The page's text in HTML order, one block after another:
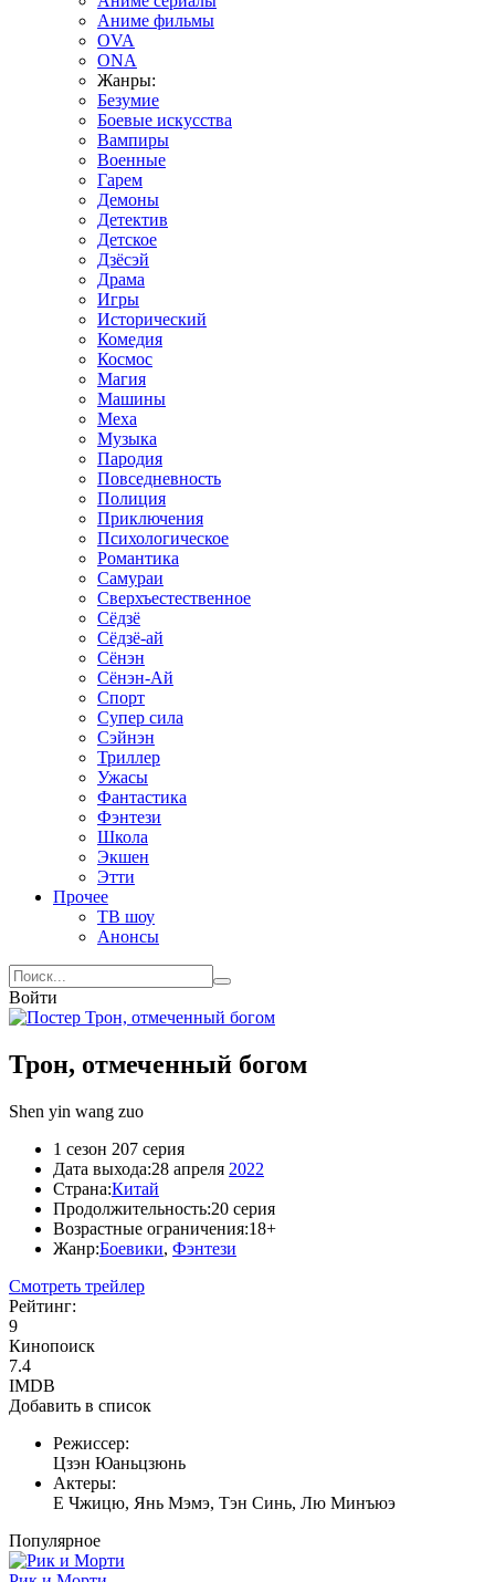
Аниме фильмы
OVA
ONA
Жанры:
Безумие
Боевые искусства
Вампиры
Военные
Гарем
Демоны
Детектив
Детское
Дзёсэй
Драма
Игры
Исторический
Комедия
Космос
Магия
Машины
Меха
Музыка
Пародия
Повседневность
Полиция
Приключения
Психологическое
Романтика
Самураи
Сверхъестественное
Сёдзё
Сёдзё-ай
Сёнэн
Сёнэн-Ай
Спорт
Супер сила
Сэйнэн
Триллер
Ужасы
Фантастика
Фэнтези
Школа
Экшен
Этти
Прочее
ТВ шоу
Анонсы
Войти
Трон, отмеченный богом
Shen yin wang zuo
1 сезон 207 серия
Дата выхода:28 апреля 2022
Страна:Китай
Продолжительность:20 серия
Возрастные ограничения:18+
Жанр:Боевики, Фэнтези
Смотреть трейлер
Рейтинг:
9
Кинопоиск
7.4
IMDB
Добавить в список
Режиссер:
Цзэн Юаньцзюнь
Актеры:
Е Чжицю, Янь Мэмэ, Тэн Синь, Лю Минъюэ
Популярное